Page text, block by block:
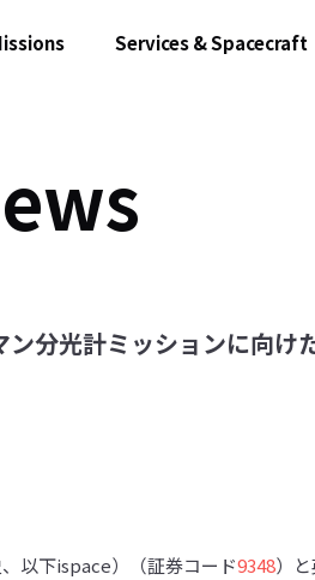
Services & Spacecraft
分光計ミッションに向け
以下ispace）（証券コード9348）